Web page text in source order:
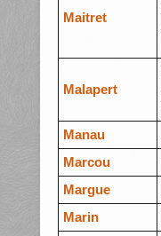
Maitret
Malapert
Manau
Marcou
Margue
Marin